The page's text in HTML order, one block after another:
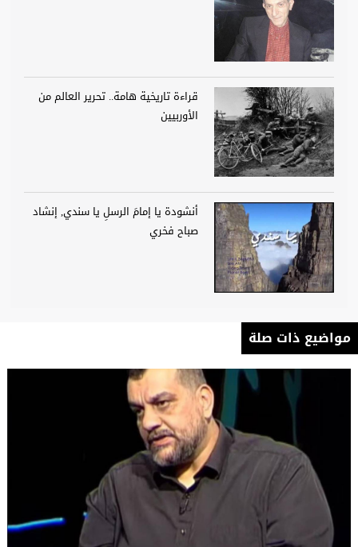
قراءة تاريخية هامة.. تحرير العالم من
الأوربيين
أنشودة يا إمامَ الرسلِ يا سندي, إنشاد
صباح فخري
مواضيع ذات صلة